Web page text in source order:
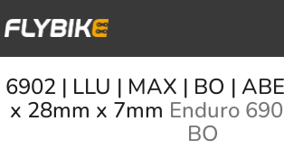
na
6902 | LLU | MAX | BO |
x 28mm x 7mm Enduro
BO